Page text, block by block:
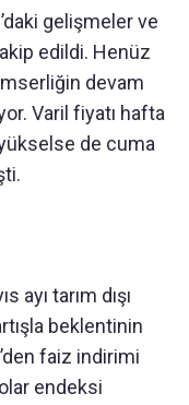
gelişmeler ve
edildi. Henüz
devam
Varil fiyatı hafta
de cuma
ayı tarım dışı
beklentinin
faiz indirimi
endeksi